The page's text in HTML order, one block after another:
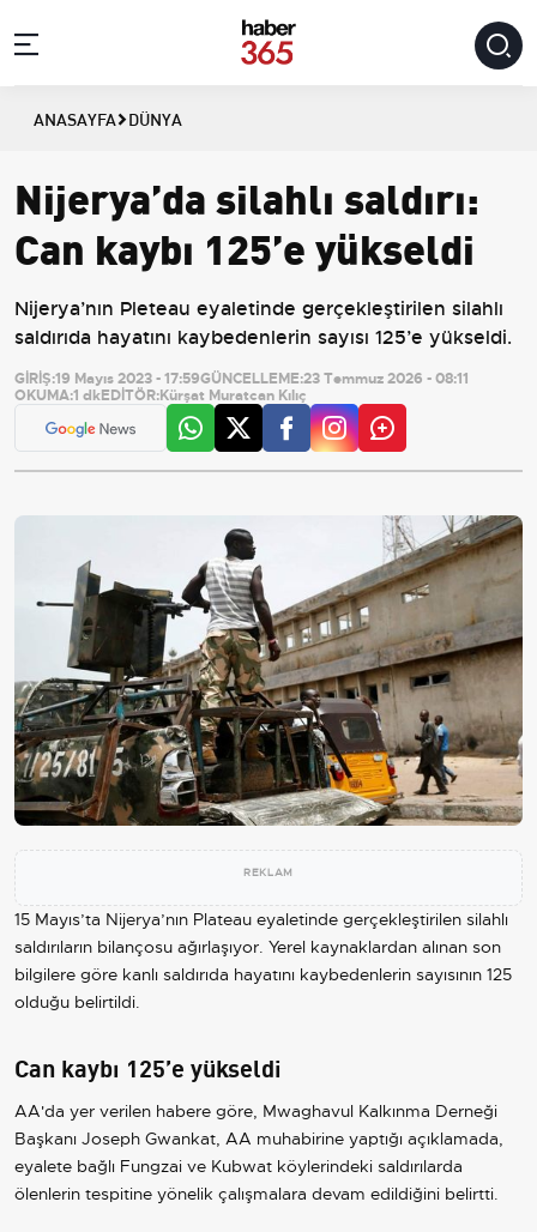
ANASAYFA DÜNYA
Nijerya’da silahlı saldırı:
Can kaybı 125’e yükseldi
Nijerya’nın Pleteau eyaletinde gerçekleştirilen silahlı
saldırıda hayatını kaybedenlerin sayısı 125’e yükseldi.
GİRİŞ:19 Mayıs 2023 - 17:59GÜNCELLEME:23 Temmuz 2026 - 08:11
OKUMA:1 dkEDİTÖR:Kürşat Muratcan Kılıç
REKLAM
15 Mayıs’ta Nijerya’nın Plateau eyaletinde gerçekleştirilen silahlı
saldırıların bilançosu ağırlaşıyor. Yerel kaynaklardan alınan son
bilgilere göre kanlı saldırıda hayatını kaybedenlerin sayısının 125
olduğu belirtildi.
Can kaybı 125’e yükseldi
AA'da yer verilen habere göre, Mwaghavul Kalkınma Derneği
Başkanı Joseph Gwankat, AA muhabirine yaptığı açıklamada,
eyalete bağlı Fungzai ve Kubwat köylerindeki saldırılarda
ölenlerin tespitine yönelik çalışmalara devam edildiğini belirtti.